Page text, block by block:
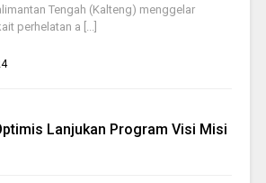
Tengah (Kalteng) menggelar
perhelatan a [...]
Lanjukan Program Visi Misi